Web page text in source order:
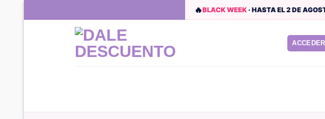
to
🔥BLACK WEEK· HASTA EL 2 DE